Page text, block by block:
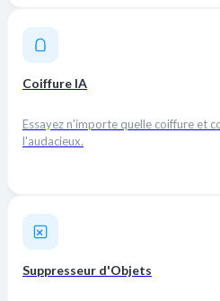
Coiffure IA
Essayez n'importe quelle coiffure et
l'audacieux.
Suppresseur d'Objets